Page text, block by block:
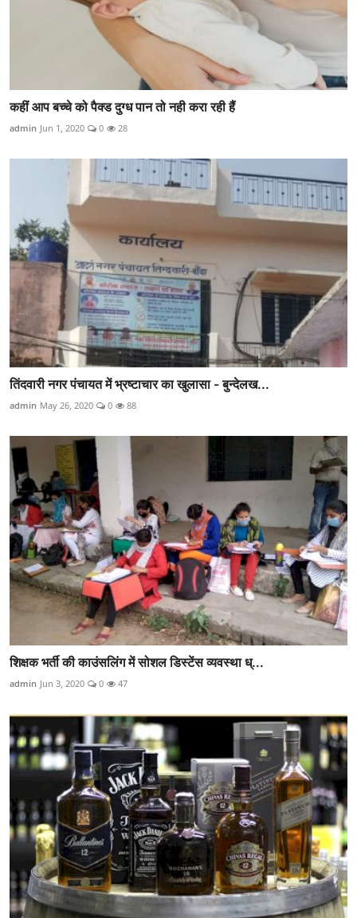
कहीं आप बच्चे को पैक्ड दुग्ध पान तो नही करा रही हैं
admin Jun 1, 2020 0 28
तिंदवारी नगर पंचायत में भ्रष्टाचार का खुलासा - बुन्देलख...
admin May 26, 2020 0 88
शिक्षक भर्ती की काउंसलिंग में सोशल डिस्टेंस व्यवस्था ध्...
admin Jun 3, 2020 0 47